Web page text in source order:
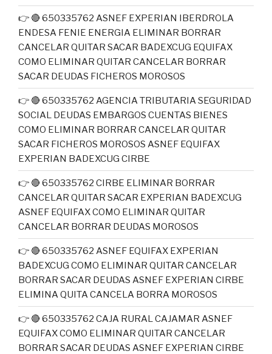
👉 🔴 650335762 ASNEF EXPERIAN IBERDROLA
ENDESA FENIE ENERGIA ELIMINAR BORRAR
CANCELAR QUITAR SACAR BADEXCUG EQUIFAX
COMO ELIMINAR QUITAR CANCELAR BORRAR
SACAR DEUDAS FICHEROS MOROSOS
👉 🔴 650335762 AGENCIA TRIBUTARIA SEGURIDAD
SOCIAL DEUDAS EMBARGOS CUENTAS BIENES
COMO ELIMINAR BORRAR CANCELAR QUITAR
SACAR FICHEROS MOROSOS ASNEF EQUIFAX
EXPERIAN BADEXCUG CIRBE
👉 🔴 650335762 CIRBE ELIMINAR BORRAR
CANCELAR QUITAR SACAR EXPERIAN BADEXCUG
ASNEF EQUIFAX COMO ELIMINAR QUITAR
CANCELAR BORRAR DEUDAS MOROSOS
👉 🔴 650335762 ASNEF EQUIFAX EXPERIAN
BADEXCUG COMO ELIMINAR QUITAR CANCELAR
BORRAR SACAR DEUDAS ASNEF EXPERIAN CIRBE
ELIMINA QUITA CANCELA BORRA MOROSOS
👉 🔴 650335762 CAJA RURAL CAJAMAR ASNEF
EQUIFAX COMO ELIMINAR QUITAR CANCELAR
BORRAR SACAR DEUDAS ASNEF EXPERIAN CIRBE